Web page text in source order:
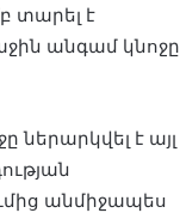
տարել է
անգամ կնոջը
է այլ
անմիջապես